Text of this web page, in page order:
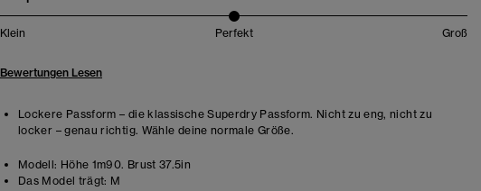
Klein Perfekt Groß
Bewertungen Lesen
Lockere Passform – die klassische Superdry Passform. Nicht zu eng, nicht zu
locker – genau richtig. Wähle deine normale Größe.
Modell: Höhe 1m90. Brust 37.5in
Das Model trägt: M